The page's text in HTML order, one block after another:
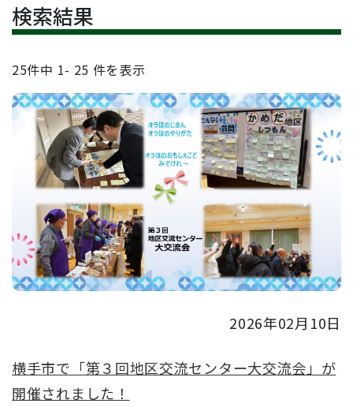
検索結果
25件中 1- 25 件を表示
2026年02月10日
横手市で「第３回地区交流センター大交流会」が
開催されました！